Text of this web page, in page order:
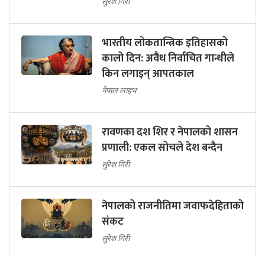
भारतीय लोकतान्त्रिक इतिहासको
कालो दिन: अवैध निर्वाचित गान्धीले
किन लगाइन् आपतकाल
नेपाल लाइभ
रावणका दश शिर र नेपालको शासन
प्रणाली: एकल सोचले देश बन्दैन
सुरेश गिरी
नेपालको राजनीतिमा जवाफदेहिताको
संकट
सुरेश गिरी